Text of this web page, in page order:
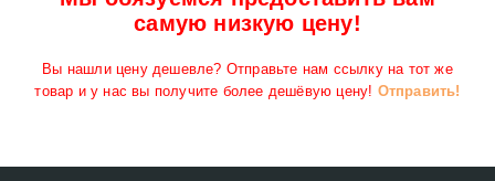
самую низкую цену!
Вы нашли цену дешевле? Отправьте нам ссылку на тот же
товар и у нас вы получите более дешёвую цену! Отправить!